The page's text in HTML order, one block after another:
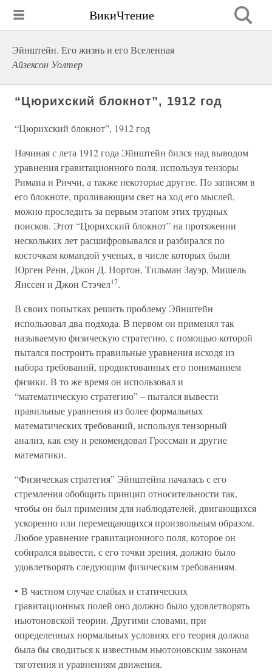
ВикиЧтение
Эйнштейн. Его жизнь и его Вселенная
Айзексон Уолтер
“Цюрихский блокнот”, 1912 год
“Цюрихский блокнот”, 1912 год
Начиная с лета 1912 года Эйнштейн бился над выводом
уравнения гравитационного поля, используя тензоры
Римана и Риччи, а также некоторые другие. По записям в
его блокноте, проливающим свет на ход его мыслей,
можно проследить за первым этапом этих трудных
поисков. Этот “Цюрихский блокнот” на протяжении
нескольких лет расшифровывался и разбирался по
косточкам командой ученых, в числе которых были
Юрген Ренн, Джон Д. Нортон, Тильман Зауэр, Мишель
Янссен и Джон Стэчел17.
В своих попытках решить проблему Эйнштейн
использовал два подхода. В первом он применял так
называемую физическую стратегию, с помощью которой
пытался построить правильные уравнения исходя из
набора требований, продиктованных его пониманием
физики. В то же время он использовал и
“математическую стратегию” – пытался вывести
правильные уравнения из более формальных
математических требований, используя тензорный
анализ, как ему и рекомендовал Гроссман и другие
математики.
“Физическая стратегия” Эйнштейна началась с его
стремления обобщить принцип относительности так,
чтобы он был применим для наблюдателей, двигающихся
ускоренно или перемещающихся произвольным образом.
Любое уравнение гравитационного поля, которое он
собирался вывести, с его точки зрения, должно было
удовлетворять следующим физическим требованиям.
• В частном случае слабых и статических
гравитационных полей оно должно было удовлетворять
ньютоновской теории. Другими словами, при
определенных нормальных условиях его теория должна
была бы сводиться к известным ньютоновским законам
тяготения и уравнениям движения.